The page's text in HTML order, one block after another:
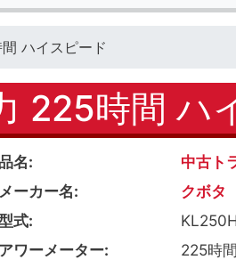
ハイスピード
225時間 ハ
名
中古ト
メーカー名
クボタ
式
アワーメーター
225時間